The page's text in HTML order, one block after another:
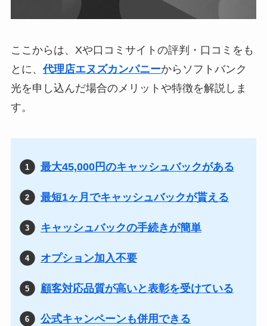
ここからは、Xや口コミサイトの評判・口コミをも
とに、代理店エヌズカンパニーからソフトバンク
光を申し込んだ場合のメリットや特徴を解説しま
す。
最大45,000円のキャッシュバックがある
最短1ヶ月でキャッシュバックが貰える
キャッシュバックの手続きが簡単
オプション加入不要
顧客対応品質が高いと表彰を受けている
公式キャンペーンも併用できる